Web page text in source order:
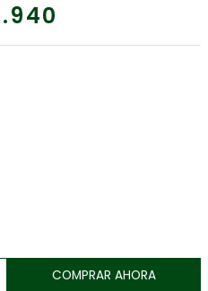
.940
COMPRAR AHORA